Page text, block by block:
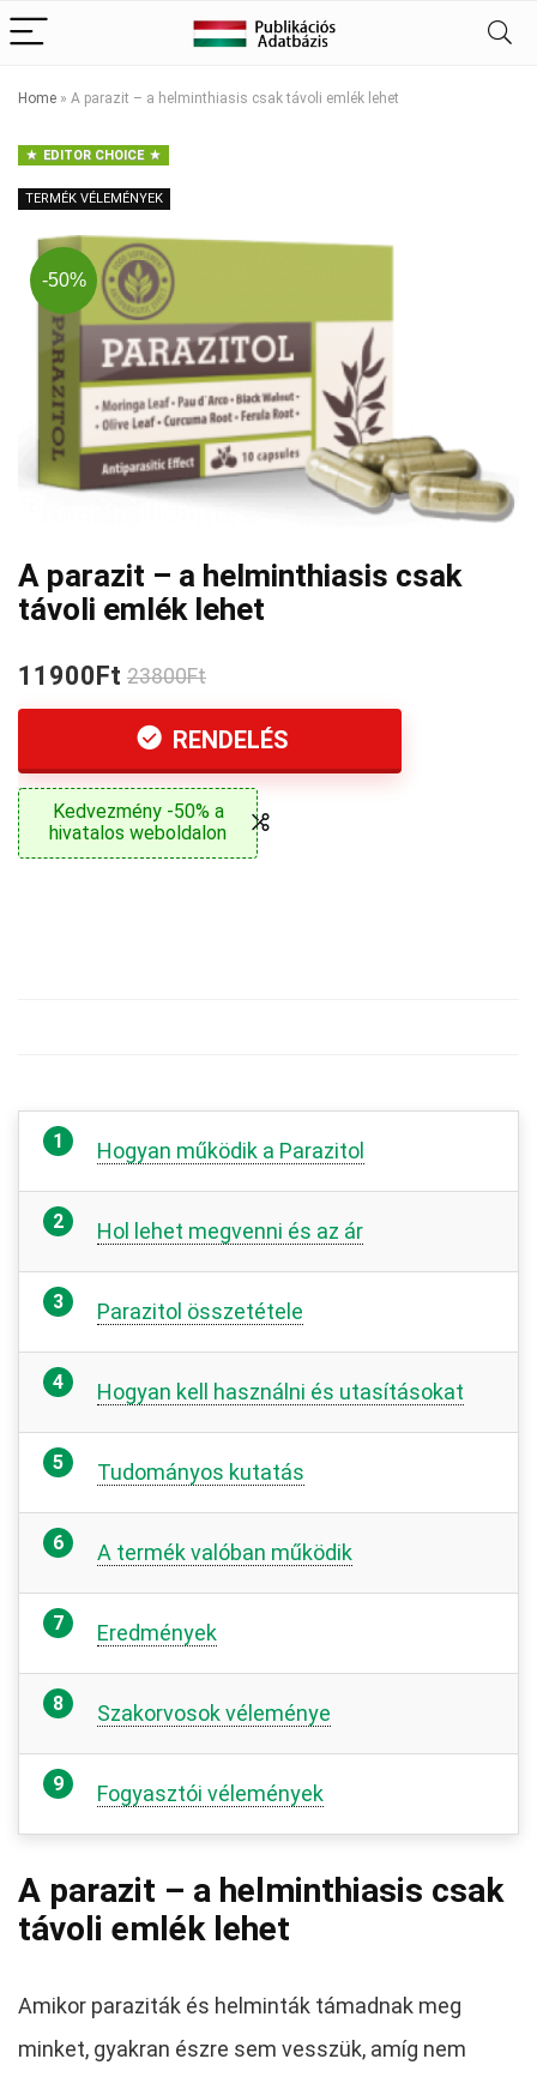
Home » A parazit – a helminthiasis csak távoli emlék lehet
EDITOR CHOICE
TERMÉK VÉLEMÉNYEK
-50%
A parazit – a helminthiasis csak
távoli emlék lehet
11900Ft 23800Ft
RENDELÉS
Kedvezmény -50% a
hivatalos weboldalon
Hogyan működik a Parazitol
Hol lehet megvenni és az ár
Parazitol összetétele
Hogyan kell használni és utasításokat
Tudományos kutatás
A termék valóban működik
Eredmények
Szakorvosok véleménye
Fogyasztói vélemények
A parazit – a helminthiasis csak
távoli emlék lehet
Amikor paraziták és helminták támadnak meg
minket, gyakran észre sem vesszük, amíg nem